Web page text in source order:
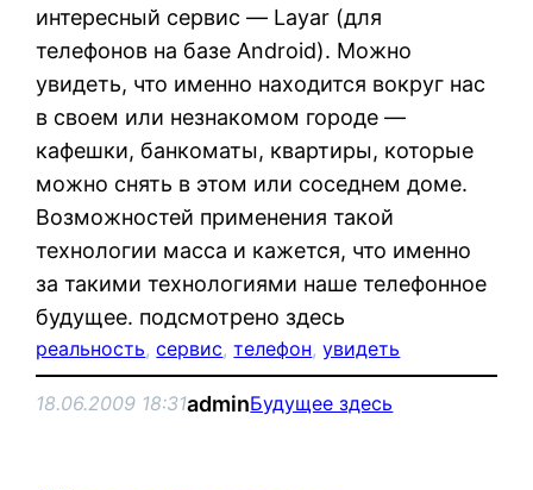
интересный сервис — Layar (для
телефонов на базе Android). Можно
увидеть, что именно находится вокруг нас
в своем или незнакомом городе —
кафешки, банкоматы, квартиры, которые
можно снять в этом или соседнем доме.
Возможностей применения такой
технологии масса и кажется, что именно
за такими технологиями наше телефонное
будущее. подсмотрено здесь
реальность, сервис, телефон, увидеть
18.06.2009 18:31adminБудущее здесь